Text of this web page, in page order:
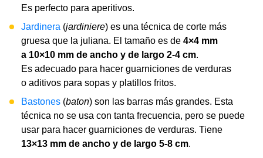
Es perfecto para aperitivos.
Jardinera (jardiniere) es una técnica de corte más
gruesa que la juliana. El tamaño es de 4×4 mm
a 10×10 mm de ancho y de largo 2-4 cm.
Es adecuado para hacer guarniciones de verduras
o aditivos para sopas y platillos fritos.
Bastones (baton) son las barras más grandes. Esta
técnica no se usa con tanta frecuencia, pero se puede
usar para hacer guarniciones de verduras. Tiene
13×13 mm de ancho y de largo 5-8 cm.